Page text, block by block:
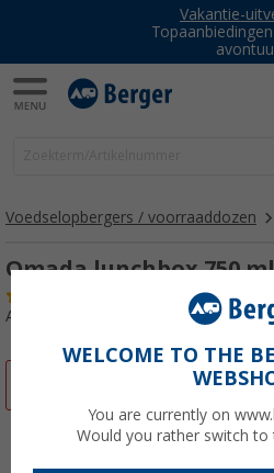
Vakantie-
Voedselopbergers / voorraaddozen
Omada lunchbox 750
Artikelnr: 517045
WELCOME TO THE
You are currently on
Would you rather switch to